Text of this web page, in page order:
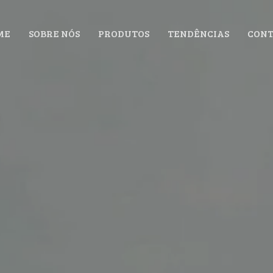
SOBRE NÓS PRODUTOS TENDÊNCIAS